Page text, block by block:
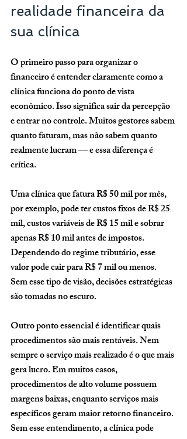
realidade financeira da
sua clínica
O primeiro passo para organizar o
financeiro é entender claramente como a
clínica funciona do ponto de vista
econômico. Isso significa sair da percepção
e entrar no controle. Muitos gestores sabem
quanto faturam, mas não sabem quanto
realmente lucram — e essa diferença é
crítica.
Uma clínica que fatura R$ 50 mil por mês,
por exemplo, pode ter custos fixos de R$ 25
mil, custos variáveis de R$ 15 mil e sobrar
apenas R$ 10 mil antes de impostos.
Dependendo do regime tributário, esse
valor pode cair para R$ 7 mil ou menos.
Sem esse tipo de visão, decisões estratégicas
são tomadas no escuro.
Outro ponto essencial é identificar quais
procedimentos são mais rentáveis. Nem
sempre o serviço mais realizado é o que mais
gera lucro. Em muitos casos,
procedimentos de alto volume possuem
margens baixas, enquanto serviços mais
específicos geram maior retorno financeiro.
Sem esse entendimento, a clínica pode